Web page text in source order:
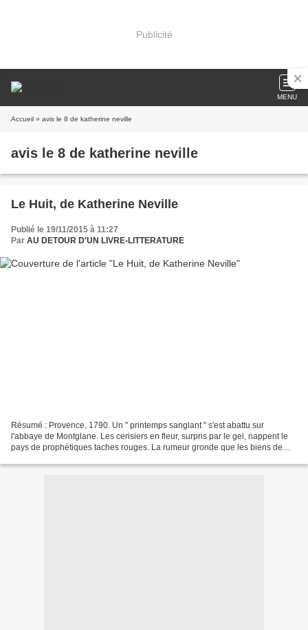
Publicité
MENU
Accueil » avis le 8 de katherine neville
avis le 8 de katherine neville
Le Huit, de Katherine Neville
Publié le 19/11/2015 à 11:27
Par AU DETOUR D'UN LIVRE-LITTERATURE
Résumé : Provence, 1790. Un " printemps sanglant " s'est abattu sur
l'abbaye de Montglane. Les cerisiers en fleur, surpris par le gel, nappent le
pays de prophétiques taches rouges. La rumeur gronde que les biens de